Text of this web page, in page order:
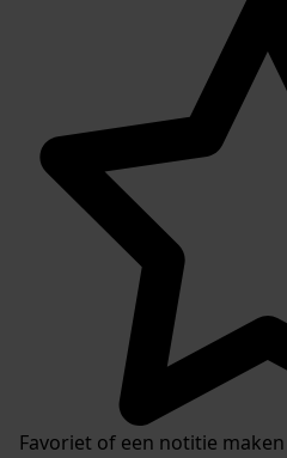
Favoriet of een notitie maken